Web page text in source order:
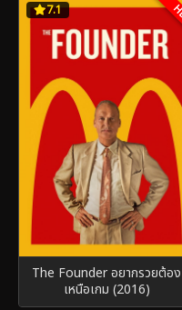
7.1
The Founder อยากรวยต้อง
เหนือเกม (2016)